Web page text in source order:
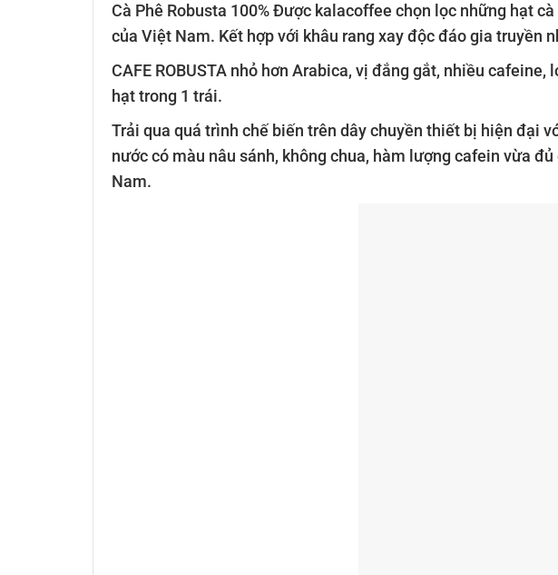
Cà Phê Robusta 100%Được kalacoffee chọn lọc những hạt
của Việt Nam. Kết hợp với khâu rang xay độc đáo gia truyền
CAFE ROBUSTA nhỏ hơn Arabica, vị đắng gắt, nhiều
hạt trong 1 trái.
Trải qua quá trình chế biến trên dây chuyền thiết bị hiện đại
nước có màu nâu sánh, không chua, hàm lượng cafein vừa
Nam.